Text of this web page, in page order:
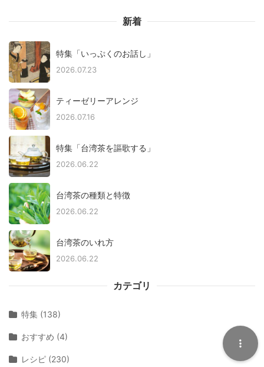
新着
特集「いっぷくのお話し」
2026.07.23
ティーゼリーアレンジ
2026.07.16
特集「台湾茶を謳歌する」
2026.06.22
台湾茶の種類と特徴
2026.06.22
台湾茶のいれ方
2026.06.22
カテゴリ
特集 (138)
おすすめ (4)
レシピ (230)